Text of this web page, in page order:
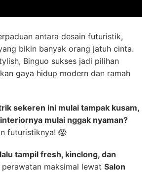
antara desain futuristik,
bikin banyak orang jatuh cinta.
Binguo sukses jadi pilihan
gaya hidup modern dan ramah
sekeren ini mulai tampak kusam,
mulai nggak nyaman?
futuristiknya! 😱
tampil fresh, kinclong, dan
maksimal lewat Salon